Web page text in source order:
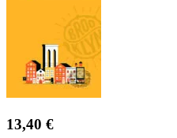
13,40 €